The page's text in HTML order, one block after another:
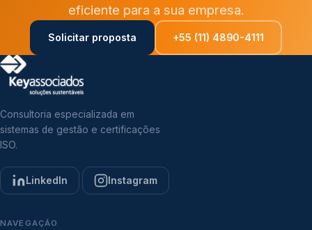
eficiente para a sua empresa.
Solicitar proposta +55 (11) 4890-4111
Consultoria especializada em
sistemas de gestão e certificações
ISO.
LinkedIn Instagram
NAVEGAÇÃO